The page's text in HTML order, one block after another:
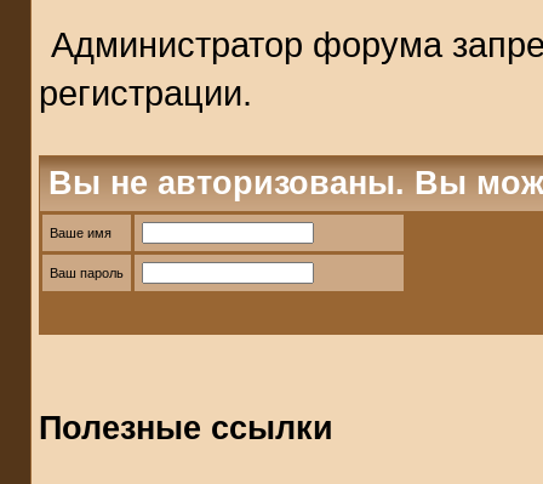
Администратор форума
регистрации.
Вы не авторизованы. Вы
Ваше имя
Ваш пароль
Полезные ссылки